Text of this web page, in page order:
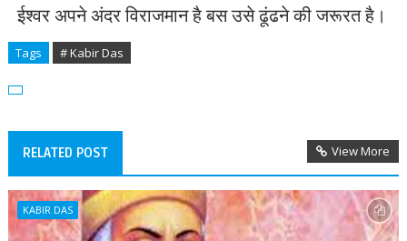
ईश्वर अपने अंदर विराजमान है बस उसे ढूंढने की जरूरत है।
Tags # Kabir Das
RELATED POST View More
KABIR DAS